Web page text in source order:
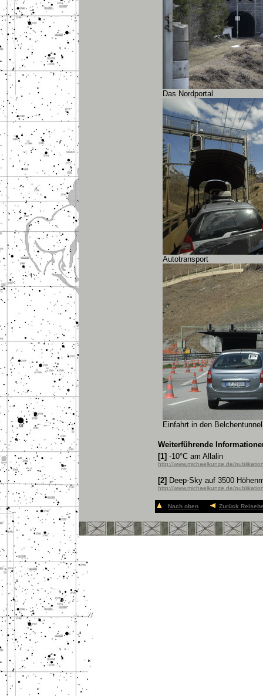
Das Nordportal
Autotransport
Einfahrt in den
Weiterführende
[1] -10°C am Allalin
http://www.michaelkunze.de/
[2] Deep-Sky auf 3500
http://www.michaelkunze.de/
Nach oben Zurück